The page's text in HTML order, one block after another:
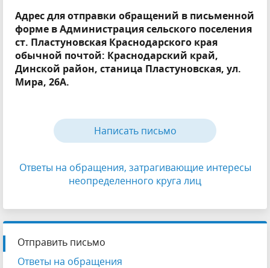
Адрес для отправки обращений в письменной
форме в Администрация сельского поселения
ст. Пластуновская Краснодарского края
обычной почтой: Краснодарский край,
Динской район, станица Пластуновская, ул.
Мира, 26А.
Написать письмо
Ответы на обращения, затрагивающие интересы
неопределенного круга лиц
Отправить письмо
Ответы на обращения